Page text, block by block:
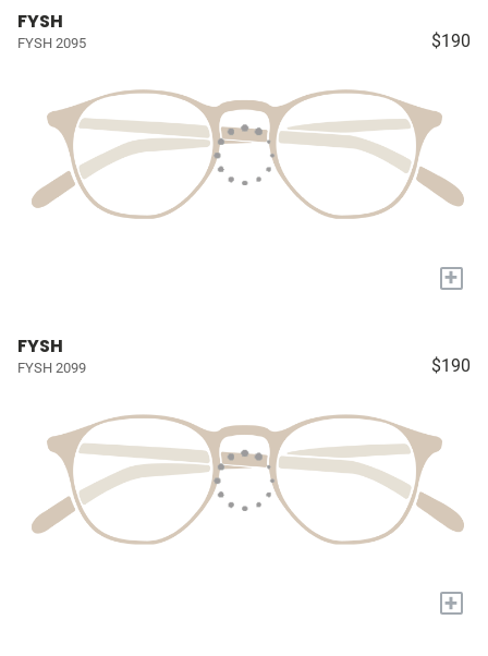
FYSH
FYSH 2095 $190
+
FYSH
FYSH 2099 $190
+